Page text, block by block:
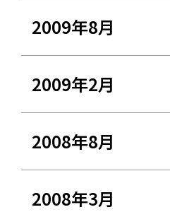
2009年8月
2009年2月
2008年8月
2008年3月